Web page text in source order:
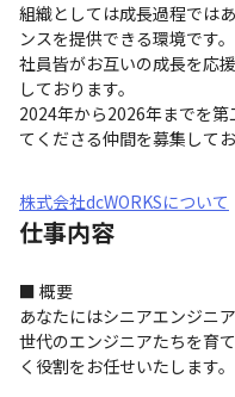
組織としては成長過程では
ンスを提供できる環境です。
社員皆がお互いの成長を応
しております。
2024年から2026年までを
てくださる仲間を募集してお
株式会社dcWORKSについて
仕事内容
■ 概要
あなたにはシニアエンジニ
世代のエンジニアたちを育
く役割をお任せいたします。